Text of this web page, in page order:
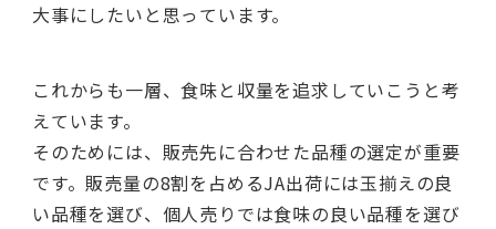
大事にしたいと思っています。
これからも一層、食味と収量を追求していこうと考
えています。
そのためには、販売先に合わせた品種の選定が重要
です。販売量の8割を占めるJA出荷には玉揃えの良
い品種を選び、個人売りでは食味の良い品種を選び